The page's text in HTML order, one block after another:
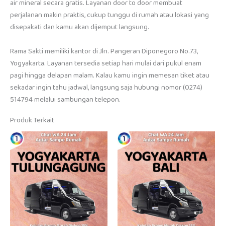
air mineral secara gratis. Layanan door to door membuat
perjalanan makin praktis, cukup tunggu di rumah atau lokasi yang
disepakati dan kamu akan dijemput langsung.
Rama Sakti memiliki kantor di Jln. Pangeran Diponegoro No.73,
Yogyakarta. Layanan tersedia setiap hari mulai dari pukul enam
pagi hingga delapan malam. Kalau kamu ingin memesan tiket atau
sekadar ingin tahu jadwal, langsung saja hubungi nomor (0274)
514794 melalui sambungan telepon.
Produk Terkait